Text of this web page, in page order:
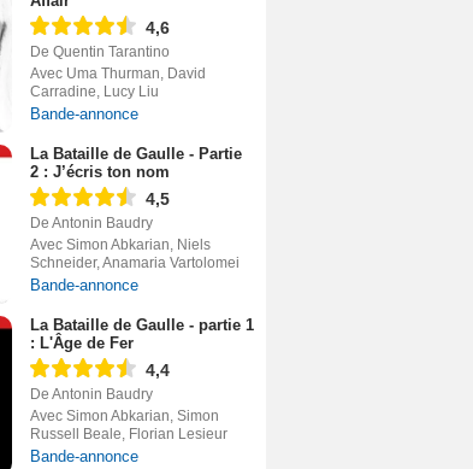
4,6
De Quentin Tarantino
Avec Uma Thurman, David
Carradine, Lucy Liu
Bande-annonce
La Bataille de Gaulle - Partie
2 : J’écris ton nom
4,5
De Antonin Baudry
Avec Simon Abkarian, Niels
Schneider, Anamaria Vartolomei
Bande-annonce
La Bataille de Gaulle - partie 1
: L'Âge de Fer
4,4
De Antonin Baudry
Avec Simon Abkarian, Simon
Russell Beale, Florian Lesieur
Bande-annonce